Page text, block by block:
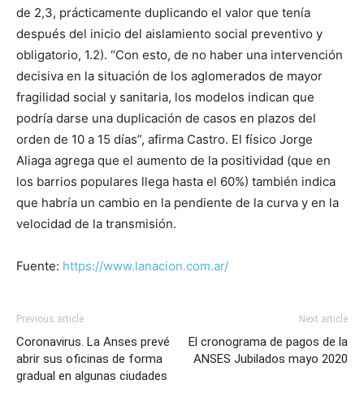
de 2,3, prácticamente duplicando el valor que tenía
después del inicio del aislamiento social preventivo y
obligatorio, 1.2). “Con esto, de no haber una intervención
decisiva en la situación de los aglomerados de mayor
fragilidad social y sanitaria, los modelos indican que
podría darse una duplicación de casos en plazos del
orden de 10 a 15 días”, afirma Castro. El físico Jorge
Aliaga agrega que el aumento de la positividad (que en
los barrios populares llega hasta el 60%) también indica
que habría un cambio en la pendiente de la curva y en la
velocidad de la transmisión.
Fuente: https://www.lanacion.com.ar/
Previous article
Coronavirus. La Anses prevé
abrir sus oficinas de forma
gradual en algunas ciudades
Next article
El cronograma de pagos de la
ANSES Jubilados mayo 2020